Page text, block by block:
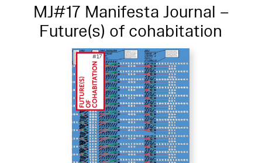
MJ#17 Manifesta Journal –
Future(s) of cohabitation